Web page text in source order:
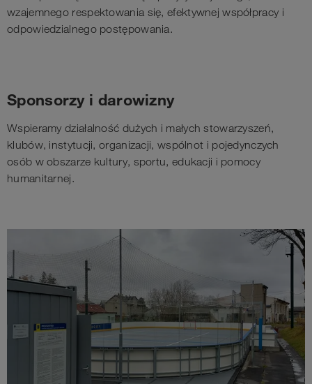
wzajemnego respektowania się, efektywnej współpracy i
odpowiedzialnego postępowania.
Sponsorzy i darowizny
Wspieramy działalność dużych i małych stowarzyszeń,
klubów, instytucji, organizacji, wspólnot i pojedynczych
osób w obszarze kultury, sportu, edukacji i pomocy
humanitarnej.